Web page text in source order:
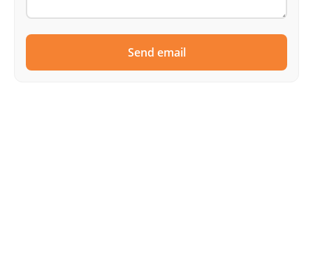
Send email